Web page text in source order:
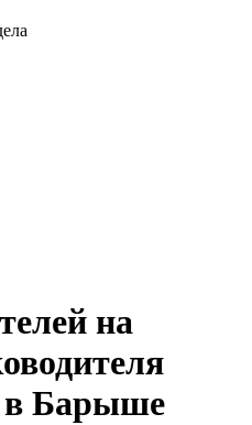
на
в Барыше